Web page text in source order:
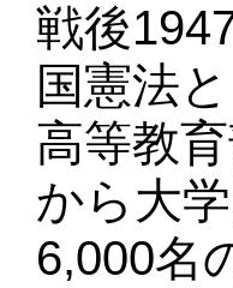
戦後
国憲法
高等教
から大
6,000名